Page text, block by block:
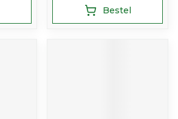
Bestel